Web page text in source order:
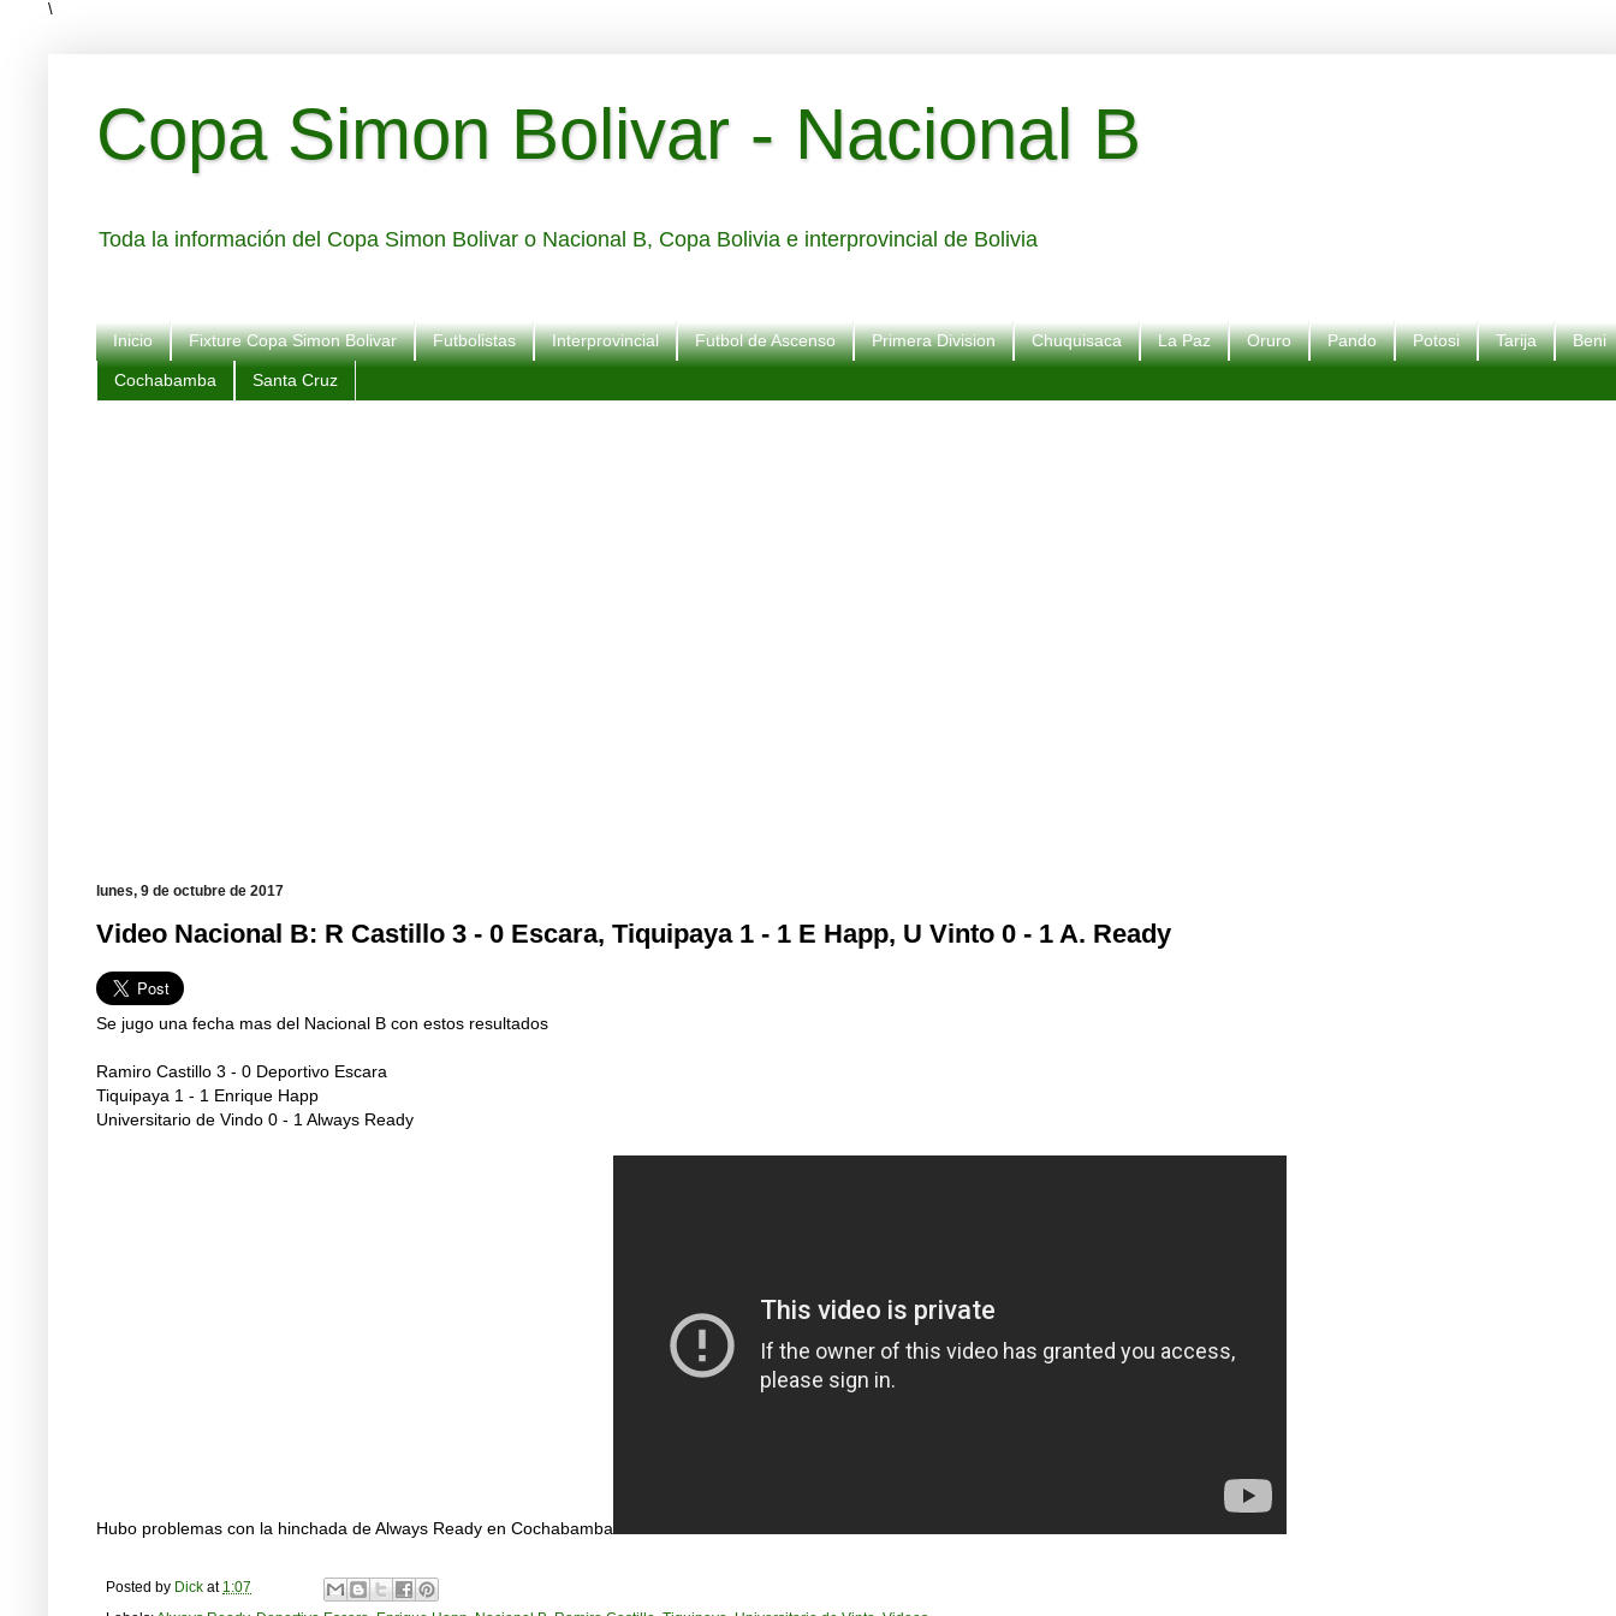
\
Copa Simon Bolivar - Nacional B
Toda la información del Copa Simon Bolivar o Nacional B, Copa Bolivia e interprovincial de Bolivia
Inicio Fixture Copa Simon Bolivar Futbolistas Interprovincial Futbol de Ascenso Primera Division Chuquisaca La Paz Oruro Pando Potosi Tarija Beni
Cochabamba Santa Cruz
lunes, 9 de octubre de 2017
Video Nacional B: R Castillo 3 - 0 Escara, Tiquipaya 1 - 1 E Happ, U Vinto 0 - 1 A. Ready
Se jugo una fecha mas del Nacional B con estos resultados
Ramiro Castillo 3 - 0 Deportivo Escara
Tiquipaya 1 - 1 Enrique Happ
Universitario de Vindo 0 - 1 Always Ready
Hubo problemas con la hinchada de Always Ready en Cochabamba
Posted by Dick at 1:07